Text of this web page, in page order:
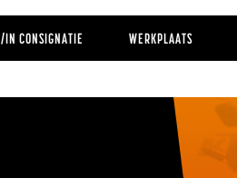
CONSIGNATIE WERKPLAATS